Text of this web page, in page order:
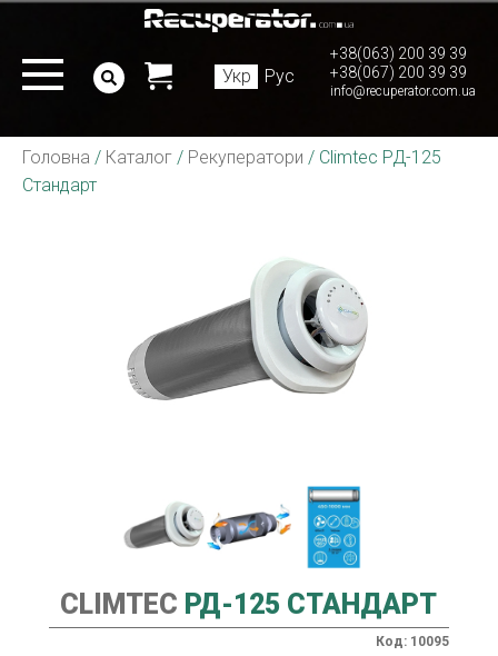
Укр Рус
+38(063) 200 39 39
+38(067) 200 39 39
info@recuperator.com.ua
Головна / Каталог / Рекуператори / Climtec РД-125
Стандарт
CLIMTEC РД-125 СТАНДАРТ
Код: 10095